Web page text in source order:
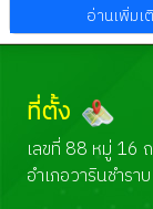
อ่านเพิ่มเ
ที่ตั้ง
เลขที่ 88 หมู่ 16
อำเภอวารินชำร